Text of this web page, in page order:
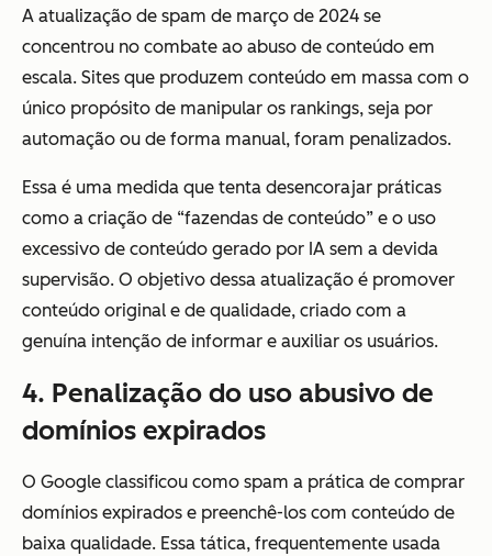
A atualização de spam de março de 2024 se
concentrou no combate ao abuso de conteúdo em
escala. Sites que produzem conteúdo em massa com o
único propósito de manipular os rankings, seja por
automação ou de forma manual, foram penalizados.
Essa é uma medida que tenta desencorajar práticas
como a criação de “fazendas de conteúdo” e o uso
excessivo de conteúdo gerado por IA sem a devida
supervisão. O objetivo dessa atualização é promover
conteúdo original e de qualidade, criado com a
genuína intenção de informar e auxiliar os usuários.
4. Penalização do uso abusivo de
domínios expirados
O Google classificou como spam a prática de comprar
domínios expirados e preenchê-los com conteúdo de
baixa qualidade. Essa tática, frequentemente usada